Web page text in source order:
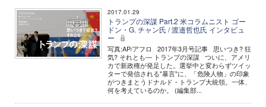
2017.01.29
トランプの深謀 Part.2 米コラムニスト ゴー
ドン・G. チャン氏 / 渡邉哲也氏 インタビュ
ー
写真:AP/アフロ 2017年3月号記事 思いつき? 狂
気? それとも― トランプの深謀 ついに、アメリ
カで新政権が発足した。選挙中と変わらずツイッ
ターで発信される"暴言"に、「危険人物」の印象
がつきまとうドナルド・トランプ大統領。一体、
何を考えているのか。 (編集部...